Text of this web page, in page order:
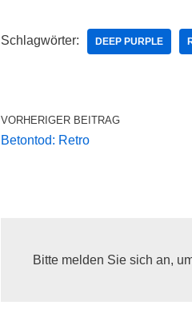
Schlagwörter: DEEP PURPLE
VORHERIGER BEITRAG
Betontod: Retro
Bitte melden Sie sich an,